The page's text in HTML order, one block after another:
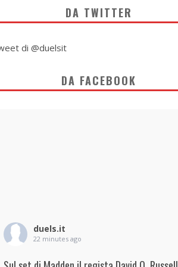
DA TWITTER
di @duelsit
DA FACEBOOK
duels.it
22 minutes ago